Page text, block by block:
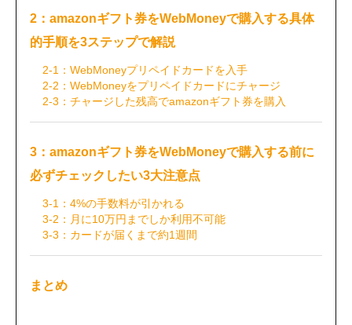
2：amazonギフト券をWebMoneyで購入する具体
的手順を3ステップで解説
2-1：WebMoneyプリペイドカードを入手
2-2：WebMoneyをプリペイドカードにチャージ
2-3：チャージした残高でamazonギフト券を購入
3：amazonギフト券をWebMoneyで購入する前に
必ずチェックしたい3大注意点
3-1：4%の手数料が引かれる
3-2：月に10万円までしか利用不可能
3-3：カードが届くまで約1週間
まとめ